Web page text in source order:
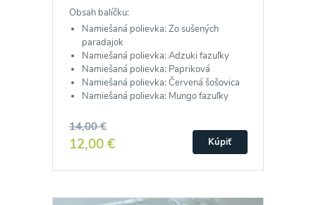
Obsah balíčku:
Namiešaná polievka: Zo sušených
paradajok
Namiešaná polievka: Adzuki fazuľky
Namiešaná polievka: Papriková
Namiešaná polievka: Červená šošovica
Namiešaná polievka: Mungo fazuľky
14,00 €
12,00 € Kúpiť